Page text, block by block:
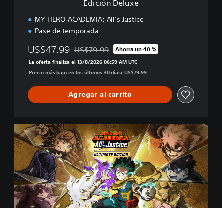
Edición Deluxe
MY HERO ACADEMIA: All’s Justice
Pase de temporada
US$47.99 Rebajado del precio original de US$79.99
US$79.99 Ahorra un 40 %
La oferta finaliza el 13/8/2026 06:59 AM UTC
Precio más bajo en los últimos 30 días: US$79.99
Agregar al carrito
E
d
i
i
ó
n
U